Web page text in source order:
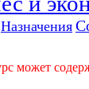
Назначения
может